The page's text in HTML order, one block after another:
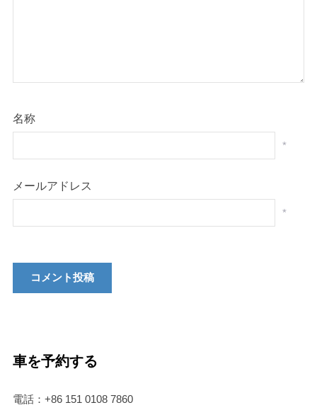
名称
*
メールアドレス
*
車を予約する
電話：+86 151 0108 7860